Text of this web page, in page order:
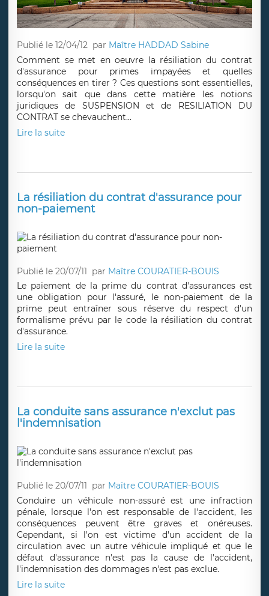
Publié le 12/04/12 par Maître HADDAD Sabine
Comment se met en oeuvre la résiliation du contrat
d'assurance pour primes impayées et quelles
conséquences en tirer ? Ces questions sont essentielles,
lorsqu'on sait que dans cette matière les notions
juridiques de SUSPENSION et de RESILIATION DU
CONTRAT se chevauchent...
Lire la suite
La résiliation du contrat d'assurance pour
non-paiement
Publié le 20/07/11 par Maître COURATIER-BOUIS
Le paiement de la prime du contrat d'assurances est
une obligation pour l'assuré, le non-paiement de la
prime peut entraîner sous réserve du respect d'un
formalisme prévu par le code la résiliation du contrat
d'assurance.
Lire la suite
La conduite sans assurance n'exclut pas
l'indemnisation
Publié le 20/07/11 par Maître COURATIER-BOUIS
Conduire un véhicule non-assuré est une infraction
pénale, lorsque l'on est responsable de l'accident, les
conséquences peuvent être graves et onéreuses.
Cependant, si l'on est victime d'un accident de la
circulation avec un autre véhicule impliqué et que le
défaut d'assurance n'est pas la cause de l'accident,
l'indemnisation des dommages n'est pas exclue.
Lire la suite